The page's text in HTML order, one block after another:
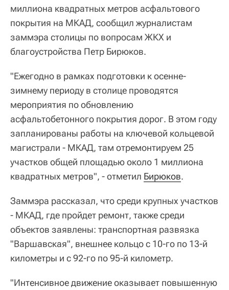
миллиона квадратных метров асфальтового
покрытия на МКАД, сообщил журналистам
заммэра столицы по вопросам ЖКХ и
благоустройства Петр Бирюков.
"Ежегодно в рамках подготовки к осенне-
зимнему периоду в столице проводятся
мероприятия по обновлению
асфальтобетонного покрытия дорог. В этом году
запланированы работы на ключевой кольцевой
магистрали - МКАД, там отремонтируем 25
участков общей площадью около 1 миллиона
квадратных метров", - отметил Бирюков.
Заммэра рассказал, что среди крупных участков
- МКАД, где пройдет ремонт, также среди
объектов заявлены: транспортная развязка
"Варшавская", внешнее кольцо с 10-го по 13-й
километры и с 92-го по 95-й километр.
"Интенсивное движение оказывает повышенную